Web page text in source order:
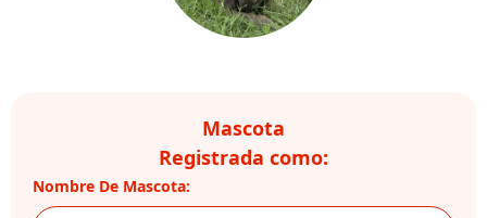
Mascota
Registrada como:
Nombre De Mascota: